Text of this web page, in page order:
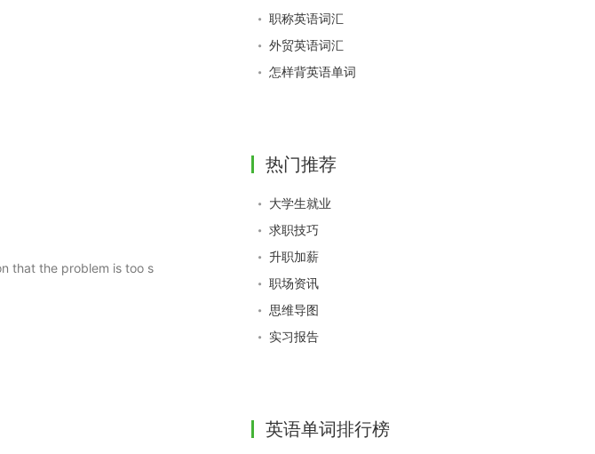
that the problem is too s
职称英语词汇
外贸英语词汇
怎样背英语单词
热门推荐
大学生就业
求职技巧
升职加薪
职场资讯
思维导图
实习报告
英语单词排行榜